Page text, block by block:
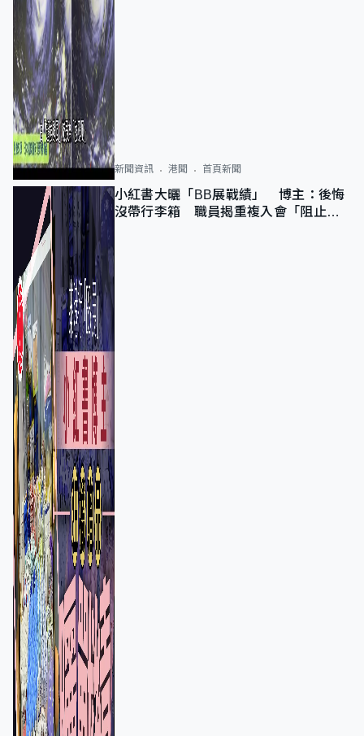
新聞資訊 港聞 首頁新聞
小紅書大曬「BB展戰績」 博主：後悔
沒帶行李箱 職員揭重複入會「阻止唔